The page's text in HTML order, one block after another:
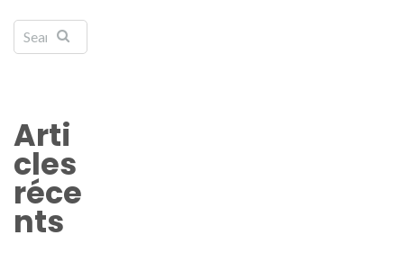
Arti
cles
réce
nts